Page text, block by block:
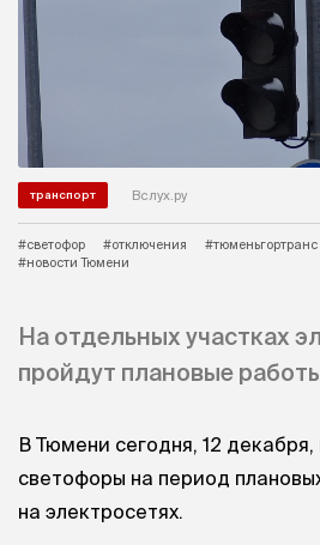
транспорт Вслух.ру
#светофор #отключения #тюменьгортранс
#новости Тюмени
На отдельных участках
пройдут плановые
В Тюмени сегодня, 12
светофоры на период
на электросетях.